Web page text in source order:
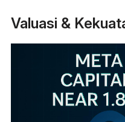
Valuasi &